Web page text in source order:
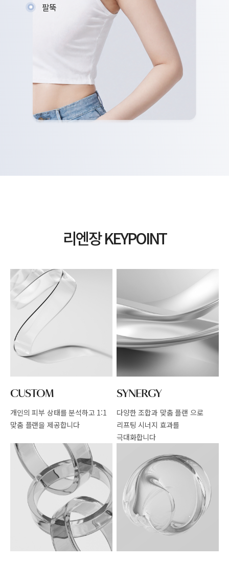
팔뚝
리엔장 KEYPOINT
CUSTOM
개인의 피부 상태를 분석하고 1:1
맞춤 플랜을 제공합니다
SYNERGY
다양한 조합과 맞춤 플랜 으로
리프팅 시너지 효과를
극대화합니다